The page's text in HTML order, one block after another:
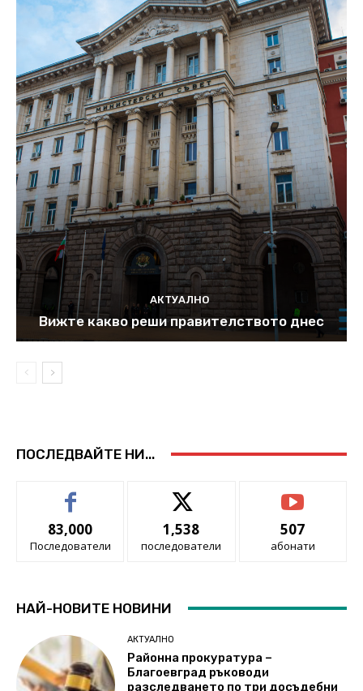
АКТУАЛНО
Вижте какво реши правителството днес
ПОСЛЕДВАЙТЕ НИ...
83,000
Последователи
1,538
последователи
507
абонати
НАЙ-НОВИТЕ НОВИНИ
АКТУАЛНО
Районна прокуратура –
Благоевград ръководи
разследването по три досъдебни